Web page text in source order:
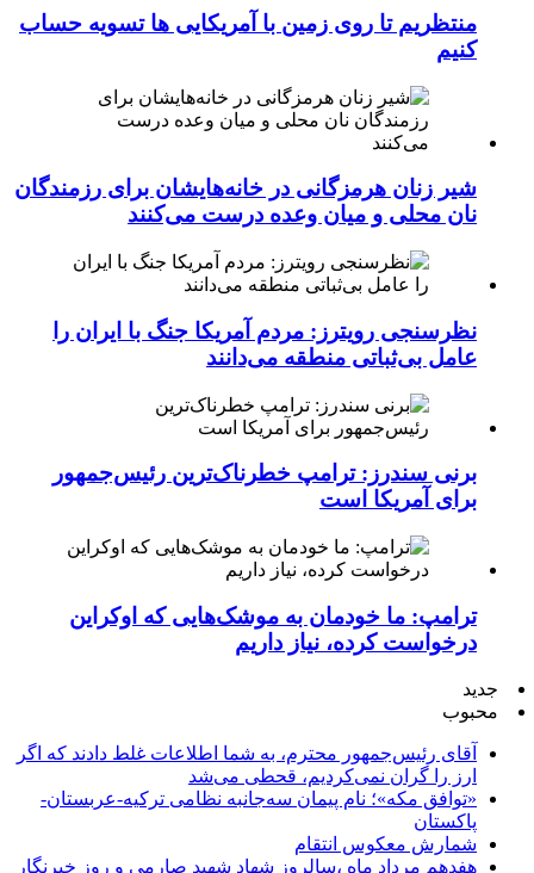
منتظریم تا روی زمین با آمریکایی ها تسویه حساب
کنیم
شیر زنان هرمزگانی در خانه‌هایشان برای رزمندگان
نان محلی و میان وعده درست می‌کنند
نظرسنجی رویترز: مردم آمریکا جنگ با ایران را
عامل بی‌ثباتی منطقه می‌دانند
برنی سندرز: ترامپ خطرناک‌ترین رئیس‌جمهور
برای آمریکا است
ترامپ: ما خودمان به موشک‌هایی که اوکراین
درخواست کرده، نیاز داریم
جدید
محبوب
آقای رئیس‌جمهور محترم، به شما اطلاعات غلط دادند که اگر
ارز را گران نمی‌کردیم، قحطی می‌شد
«توافق مکه»؛ نام پیمان سه‌جانبه نظامی ترکیه-عربستان-
پاکستان
شمارش معکوس انتقام
هفدهم مرداد ماه ،سالروز شهاد شهید صارمی و روز خبرنگار